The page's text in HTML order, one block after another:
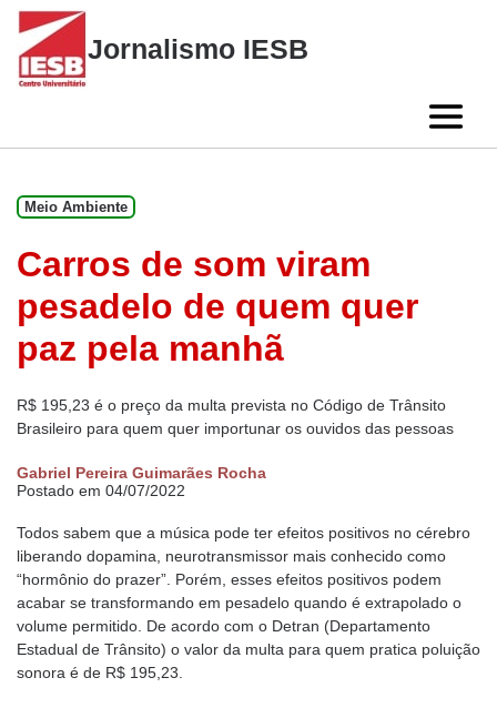
Skip
content
Jornalismo IESB
Meio Ambiente
Carros de som viram
pesadelo de quem quer
paz pela manhã
R$ 195,23 é o preço da multa prevista no Código de Trânsito
Brasileiro para quem quer importunar os ouvidos das pessoas
Gabriel Pereira Guimarães Rocha
Postado em 04/07/2022
Todos sabem que a música pode ter efeitos positivos no cérebro
liberando dopamina, neurotransmissor mais conhecido como
“hormônio do prazer”. Porém, esses efeitos positivos podem
acabar se transformando em pesadelo quando é extrapolado o
volume permitido. De acordo com o Detran (Departamento
Estadual de Trânsito) o valor da multa para quem pratica poluição
sonora é de R$ 195,23.